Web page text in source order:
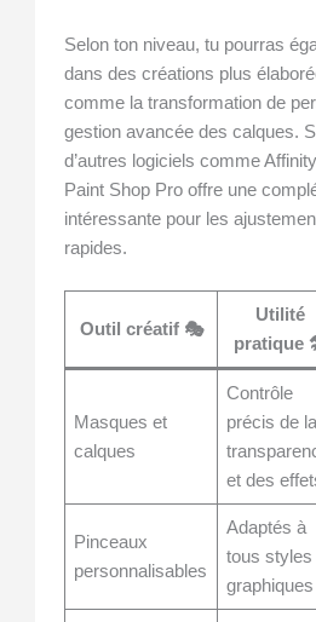
Selon ton niveau, tu pourras
dans des créations plus
comme la transformation de
gestion avancée des calques.
d’autres logiciels comme
Paint Shop Pro offre une
intéressante pour les
rapides.
Outil créatif 🎭
Utilité
pratique
Masques et
calques
Contrôle
précis de la
et des
Pinceaux
personnalisables
Adaptés à
tous styles
graphiques